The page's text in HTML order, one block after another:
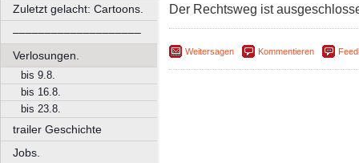
Zuletzt gelacht: Cartoons.
––––––––––––––––––––
Verlosungen.
bis 9.8.
bis 16.8.
bis 23.8.
trailer Geschichte
Jobs.
Der Rechtsweg ist
Weitersagen Kommentieren